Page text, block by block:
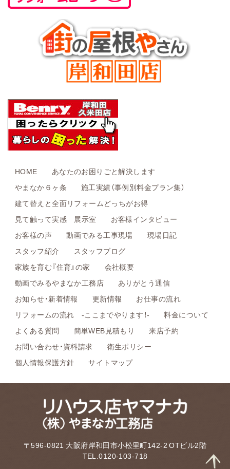
HOME
あなたのお困りごと解決します
やまなか６ヶ条
施工実績（事例別料金プラン集）
建て替えと全面リフォームどっちがお得
見て触って実感 展示室
お客様インタビュー
お客様の声
動画でみる工事現場
現場日記
スタッフ紹介
スタッフブログ
家族を育む『住育』の家
会社概要
動画でみるやまなか工務店
ありがとう通信
お知らせ・新着情報
更新情報
お仕事の流れ
リフォームの流れ -ここまでやります！-
料金について
よくある質問
簡単WEB見積もり
来店予約
お問い合わせ・資料請求
衛生ポリシー
個人情報保護方針
サイトマップ
〒596-0821 大阪府岸和田市小松里町142-2 OTビル2階
TEL.0120-103-718